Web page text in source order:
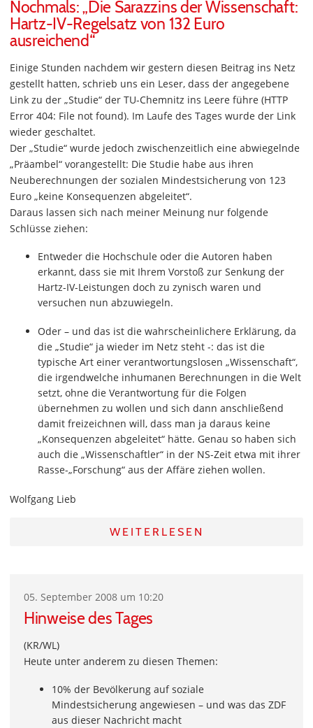
Nochmals: „Die Sarazzins der Wissenschaft:
Hartz-IV-Regelsatz von 132 Euro
ausreichend“
Einige Stunden nachdem wir gestern diesen Beitrag ins Netz
gestellt hatten, schrieb uns ein Leser, dass der angegebene
Link zu der „Studie“ der TU-Chemnitz ins Leere führe (HTTP
Error 404: File not found). Im Laufe des Tages wurde der Link
wieder geschaltet.
Der „Studie“ wurde jedoch zwischenzeitlich eine abwiegelnde
„Präambel“ vorangestellt: Die Studie habe aus ihren
Neuberechnungen der sozialen Mindestsicherung von 123
Euro „keine Konsequenzen abgeleitet“.
Daraus lassen sich nach meiner Meinung nur folgende
Schlüsse ziehen:
Entweder die Hochschule oder die Autoren haben
erkannt, dass sie mit Ihrem Vorstoß zur Senkung der
Hartz-IV-Leistungen doch zu zynisch waren und
versuchen nun abzuwiegeln.
Oder – und das ist die wahrscheinlichere Erklärung, da
die „Studie“ ja wieder im Netz steht -: das ist die
typische Art einer verantwortungslosen „Wissenschaft“,
die irgendwelche inhumanen Berechnungen in die Welt
setzt, ohne die Verantwortung für die Folgen
übernehmen zu wollen und sich dann anschließend
damit freizeichnen will, dass man ja daraus keine
„Konsequenzen abgeleitet“ hätte. Genau so haben sich
auch die „Wissenschaftler“ in der NS-Zeit etwa mit ihrer
Rasse-„Forschung“ aus der Affäre ziehen wollen.
Wolfgang Lieb
WEITERLESEN
05. September 2008 um 10:20
Hinweise des Tages
(KR/WL)
Heute unter anderem zu diesen Themen:
10% der Bevölkerung auf soziale
Mindestsicherung angewiesen – und was das ZDF
aus dieser Nachricht macht